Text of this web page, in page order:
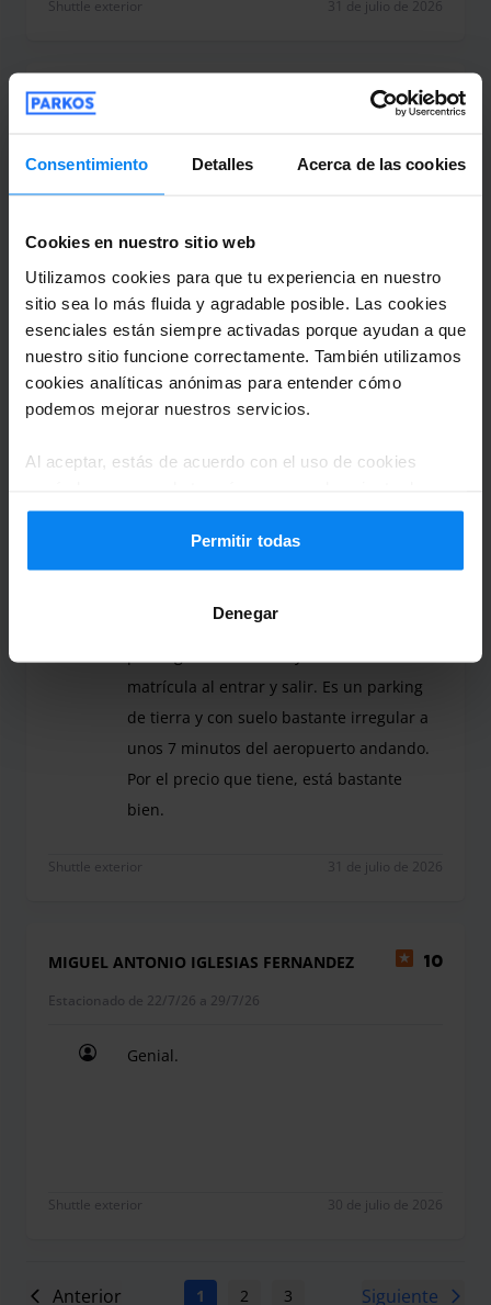
Consentimiento Detalles Acerca de las cookies
Cookies en nuestro sitio web
Utilizamos cookies para que tu experiencia en nuestro
sitio sea lo más fluida y agradable posible. Las cookies
esenciales están siempre activadas porque ayudan a que
nuestro sitio funcione correctamente. También utilizamos
cookies analíticas anónimas para entender cómo
podemos mejorar nuestros servicios.
Al aceptar, estás de acuerdo con el uso de cookies
configuración en cualquier momento. Para conocer todos
los detalles, consulta nuestra Política de privacidad
Permitir todas
Denegar
Shuttle exterior 31 de julio de 2026
sindo prieto 2
La gestión de PARKOS, muy defieciente. El
son nulas. El parking no está a 3 minutos,
totalmente FALSO. Si llevas maleta,
caminar por grava es complicado. Es decir
muy mal
La gestión de PARKOS, muy defieciente. El
Estacionado de 15/7/26 a 23/7/26
Fue todo bien. No hay personal, pero el
matrícula al entrar y salir. Es un parking
de tierra y con suelo bastante irregular a
unos 7 minutos del aeropuerto andando.
Por el precio que tiene, está bastante
bien.
Shuttle exterior 31 de julio de 2026
MIGUEL ANTONIO IGLESIAS FERNANDEZ 10
Estacionado de 22/7/26 a 29/7/26
Genial.
Shuttle exterior 30 de julio de 2026
Anterior 1 2 3 5 6
Siguiente